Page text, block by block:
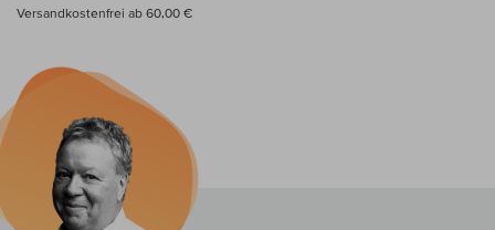
Versandkostenfrei ab 60,00 €